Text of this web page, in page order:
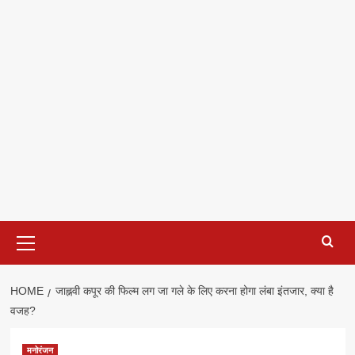
Menu
HOME
जाह्नवी कपूर की फिल्म लग जा गले के लिए करना होगा लंबा इंतजार, क्या है
वजह?
मनोरंजन